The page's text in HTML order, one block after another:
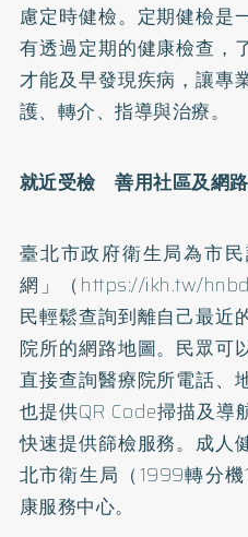
慮定時健檢。定期健檢是
有透過定期的健康檢查，
才能及早發現疾病，讓專
護、轉介、指導與治療。
就近受檢 善用社區及網
臺北市政府衛生局為市
網」（https://ikh.tw/
民輕鬆查詢到離自己最近
院所的網路地圖。民眾可
直接查詢醫療院所電話、
也提供QR Code掃描及導
快速提供篩檢服務。成人
北市衛生局（1999轉分
康服務中心。